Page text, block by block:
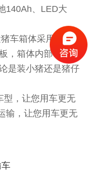
140Ah、LED大
车箱体采用的是全
，箱体内部带加热
是装小猪还是猪仔
型，让您用车更无
输，让您用车更无
车